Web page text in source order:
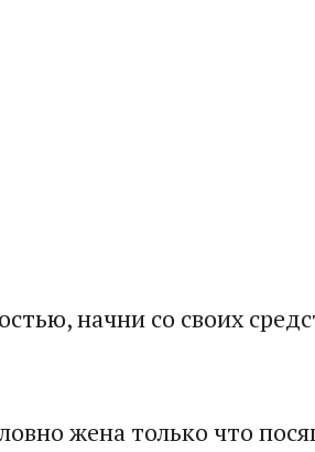
начни со своих
жена только что